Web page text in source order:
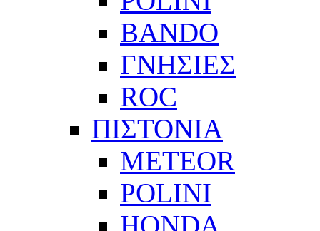
BANDO
ΓΝΗΣΙΕΣ
ROC
ΠΙΣΤΟΝΙΑ
METEOR
POLINI